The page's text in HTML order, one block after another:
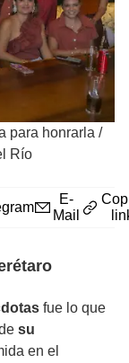
para honrarla /
Río
E-
Mail
fue lo que
su
en el